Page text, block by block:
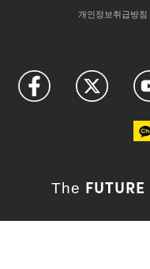
개인정보취급방침
The FUTURE